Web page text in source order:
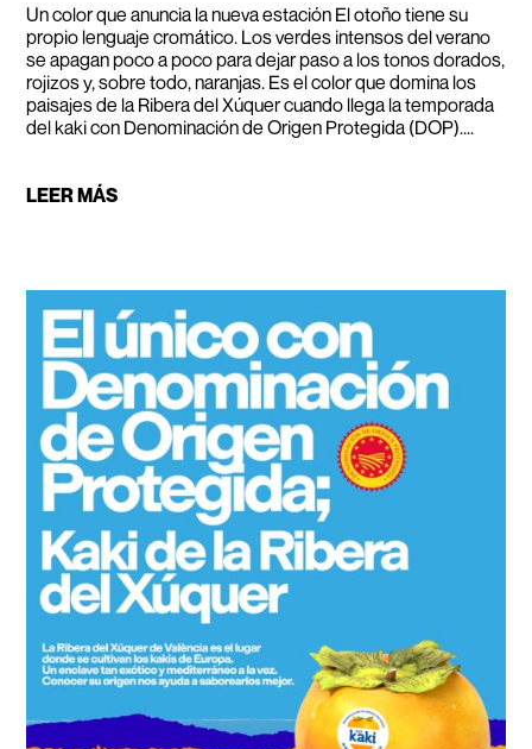
Un color que anuncia la nueva estación El otoño tiene su
propio lenguaje cromático. Los verdes intensos del verano
se apagan poco a poco para dejar paso a los tonos dorados,
rojizos y, sobre todo, naranjas. Es el color que domina los
paisajes de la Ribera del Xúquer cuando llega la temporada
del kaki con Denominación de Origen Protegida (DOP)....
LEER MÁS